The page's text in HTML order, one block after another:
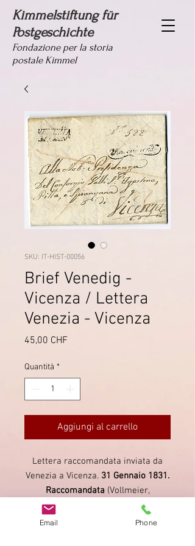
Kimmelstiftung für
Postgeschichte
Fondazione per la storia
postale Kimmel
SKU: IT-HIST-00056
Brief Venedig -
Vicenza / Lettera
Venezia - Vicenza
45,00 CHF
Quantità *
Aggiungi al carrello
Lettera raccomandata inviata da
Venezia a Vicenza. 31 Gennaio 1831.
Raccomandata (Vollmeier,
Lombardo - Veneto,
Bollo 77 ultimo
Email Phone